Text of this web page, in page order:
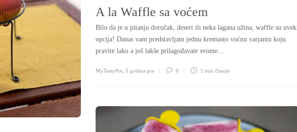
A la Waffle sa voćem
Bilo da je u pitanju doručak, desert ili neka lagana užina, waffle su uvek
opcija! Danas vam predstavljam jednu kremasto voćnu varjantu koju
pravite lako a još lakše prilagođavate svome…
MyTastyPot 5 godina pre 0 1 min čitanje